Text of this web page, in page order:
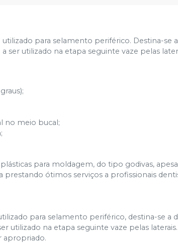
para selamento periférico. Destina-se
ser utilizado na etapa seguinte vaze pelas
no meio bucal;
para moldagem, do tipo godivas,
prestando ótimos serviços a profissionais
para selamento periférico, destina-se a
utilizado na etapa seguinte vaze pelas
apropriado.